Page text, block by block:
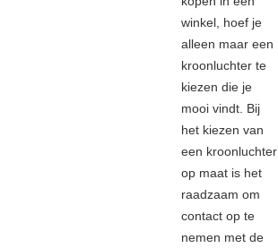
winkel, hoef je
alleen maar een
kroonluchter te
kiezen die je
mooi vindt. Bij
het kiezen van
een kroonluchter
op maat is het
raadzaam om
contact op te
nemen met de